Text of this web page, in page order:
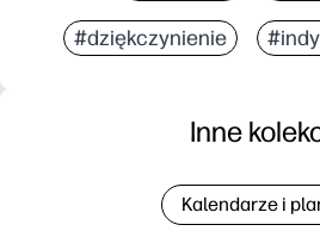
#dziękczynienie
Inne
Kalendarze i